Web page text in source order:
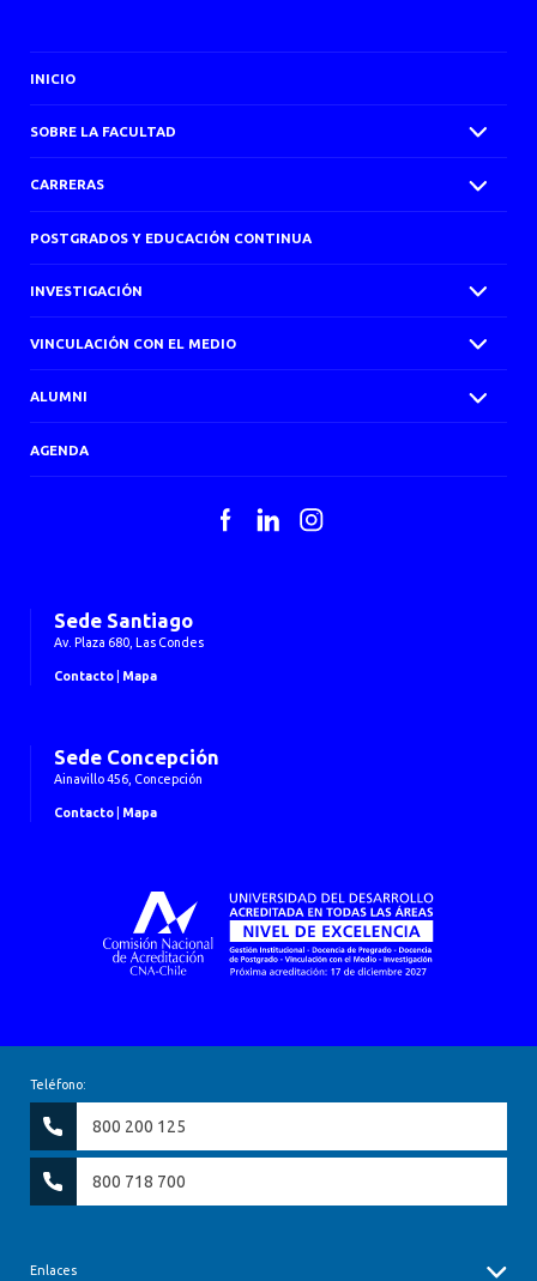
INICIO
SOBRE LA FACULTAD
CARRERAS
POSTGRADOS Y EDUCACIÓN CONTINUA
INVESTIGACIÓN
VINCULACIÓN CON EL MEDIO
ALUMNI
AGENDA
FacebookLinkedInInstagram
Sede Santiago
Av. Plaza 680, Las Condes
Contacto Mapa
Sede Concepción
Ainavillo 456, Concepción
Contacto Mapa
Teléfono:
800 200 125
800 718 700
Enlaces